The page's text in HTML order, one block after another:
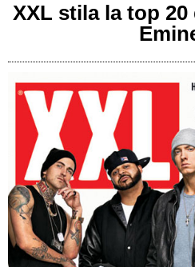
XXL stila la top